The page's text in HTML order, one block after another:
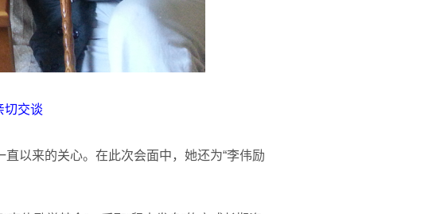
切交谈
以来的关心。在此次会面中，她还为“李伟励